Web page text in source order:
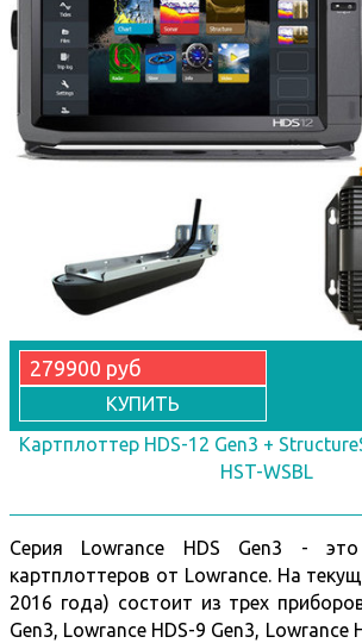
279900 руб
КУПИТЬ
Картплоттер HDS-12 Gen3 +
HST-WSBL
Серия Lowrance HDS Gen3 -
картплоттеров от Lowrance. На
2016 года) состоит из трех
Gen3, Lowrance HDS-9 Gen3, Lowrance